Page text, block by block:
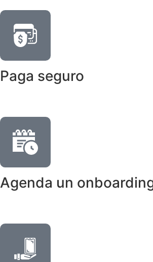
Paga seguro
Agenda un